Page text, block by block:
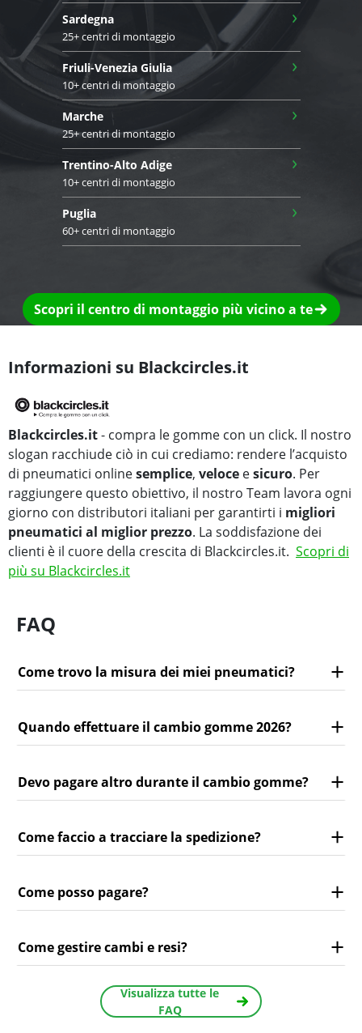
Sardegna
25+ centri di montaggio
›
Friuli-Venezia Giulia
10+ centri di montaggio
›
Marche
25+ centri di montaggio
›
Trentino-Alto Adige
10+ centri di montaggio
›
Puglia
60+ centri di montaggio
›
Scopri il centro di montaggio più vicino a te
Informazioni su Blackcircles.it
Blackcircles.it- compra le gomme con un click. Il nostro
slogan racchiude ciò in cui crediamo: rendere l’acquisto
di pneumatici onlinesemplice, veloce esicuro. Per
raggiungere questo obiettivo, il nostro Team lavora ogni
giorno con distributori italiani per garantirti i migliori
pneumatici al miglior prezzo. La soddisfazione dei
clienti è il cuore della crescita di Blackcircles.it. Scopri di
più su Blackcircles.it
FAQ
Come trovo la misura dei miei pneumatici?
Quando effettuare il cambio gomme 2026?
Devo pagare altro durante il cambio gomme?
Come faccio a tracciare la spedizione?
Come posso pagare?
Come gestire cambi e resi?
Visualizza tutte le
FAQ